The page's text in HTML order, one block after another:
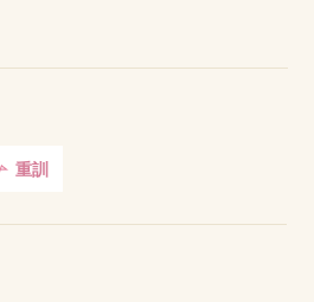
重訓